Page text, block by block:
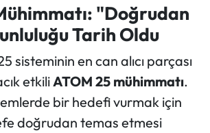
"Doğrudan
Tarih Oldu
sisteminin en can alıcı parçası
etkiliATOM 25 mühimmatı.
bir hedefi vurmak için
doğrudan temas etmesi